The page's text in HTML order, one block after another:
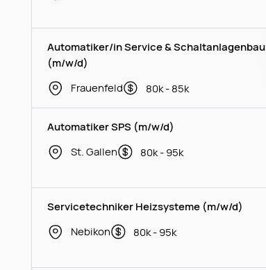
Automatiker/in Service & Schaltanlagenbau
(m/w/d)
Frauenfeld
80k - 85k
Automatiker SPS (m/w/d)
St. Gallen
80k - 95k
Servicetechniker Heizsysteme (m/w/d)
Nebikon
80k - 95k